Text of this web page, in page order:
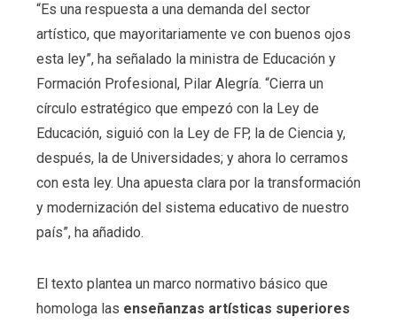
“Es una respuesta a una demanda del sector
artístico, que mayoritariamente ve con buenos ojos
esta ley”, ha señalado la ministra de Educación y
Formación Profesional, Pilar Alegría. “Cierra un
círculo estratégico que empezó con la Ley de
Educación, siguió con la Ley de FP, la de Ciencia y,
después, la de Universidades; y ahora lo cerramos
con esta ley. Una apuesta clara por la transformación
y modernización del sistema educativo de nuestro
país”, ha añadido.
El texto plantea un marco normativo básico que
homologa las enseñanzas artísticas superiores